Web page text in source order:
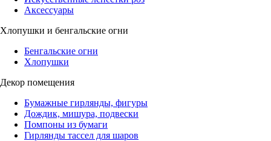
Аксессуары
Хлопушки и бенгальские огни
Бенгальские огни
Хлопушки
Декор помещения
Бумажные гирлянды, фигуры
Дождик, мишура, подвески
Помпоны из бумаги
Гирлянды тассел для шаров